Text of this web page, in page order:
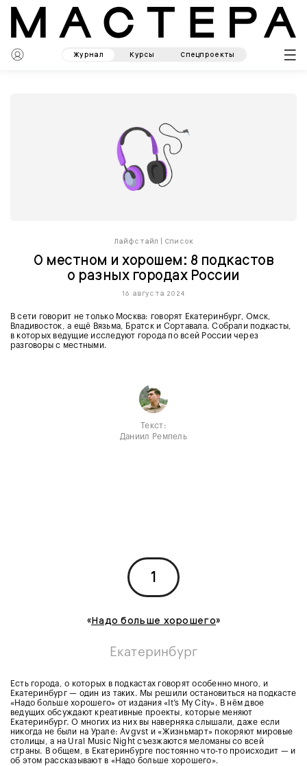
Журнал Курсы Спецпроекты
Лайфстайл Список
О местном и хорошем: 8 подкастов
о разных городах России
16 августа 2024
В сети говорит не только Москва: говорят Екатеринбург, Омск,
Владивосток, а ещё Вязьма, Братск и Сортавала. Собрали подкасты,
в которых ведущие исследуют города по всей России через
разговоры с местными.
Текст:
Даниил Ремпель
1
«Надо больше хорошего»
Екатеринбург
Есть города, о которых в подкастах говорят особенно много, и
Екатеринбург — один из таких. Мы решили остановиться на подкасте
«Надо больше хорошего» от издания «It’s My City». В нём двое
ведущих обсуждают креативные проекты, которые меняют
Екатеринбург. О многих из них вы наверняка слышали, даже если
никогда не были на Урале: Avgvst и «Жизньмарт» покоряют мировые
столицы, а на Ural Music Night съезжаются меломаны со всей
страны. В общем, в Екатеринбурге постоянно что-то происходит — и
об этом рассказывают в «Надо больше хорошего».